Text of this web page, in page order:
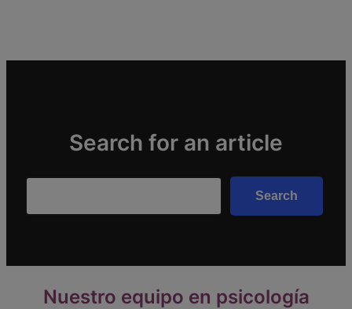
Search for an article
Search
Nuestro equipo en psicología